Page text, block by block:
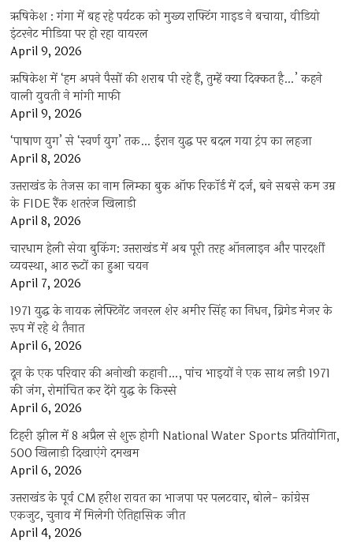
ऋषिकेश : गंगा में बह रहे पर्यटक को मुख्य राफ्टिंग गाइड ने बचाया, वीडियो
इंटरनेट मीडिया पर हो रहा वायरल
April 9, 2026
ऋषिकेश में ‘हम अपने पैसों की शराब पी रहे हैं, तुम्हें क्या दिक्कत है…’ कहने
वाली युवती ने मांगी माफी
April 9, 2026
‘पाषाण युग’ से ‘स्वर्ण युग’ तक… ईरान युद्ध पर बदल गया ट्रंप का लहजा
April 8, 2026
उत्तराखंड के तेजस का नाम लिम्का बुक ऑफ रिकॉर्ड में दर्ज, बने सबसे कम उम्र
के FIDE रैंक शतरंज खिलाड़ी
April 8, 2026
चारधाम हेली सेवा बुकिंग: उत्तराखंड में अब पूरी तरह ऑनलाइन और पारदर्शी
व्यवस्था, आठ रूटों का हुआ चयन
April 7, 2026
1971 युद्ध के नायक लेफ्टिनेंट जनरल शेर अमीर सिंह का निधन, ब्रिगेड मेजर के
रूप में रहे थे तैनात
April 6, 2026
दून के एक परिवार की अनोखी कहानी…, पांच भाइयों ने एक साथ लड़ी 1971
की जंग, रोमांचित कर देंगे युद्ध के किस्से
April 6, 2026
टिहरी झील में 8 अप्रैल से शुरू होगी National Water Sports प्रतियोगिता,
500 खिलाड़ी दिखाएंगे दमखम
April 6, 2026
उत्तराखंड के पूर्व CM हरीश रावत का भाजपा पर पलटवार, बोले- कांग्रेस
एकजुट, चुनाव में मिलेगी ऐतिहासिक जीत
April 4, 2026